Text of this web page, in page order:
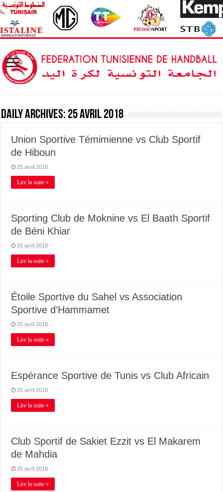
Daily Archives: 25 avril 2018
Union Sportive Témimienne vs Club Sportif
de Hiboun
25 avril 2018
Lire la suite »
Sporting Club de Moknine vs El Baath Sportif
de Béni Khiar
25 avril 2018
Lire la suite »
Étoile Sportive du Sahel vs Association
Sportive d’Hammamet
25 avril 2018
Lire la suite »
Espérance Sportive de Tunis vs Club Africain
25 avril 2018
Lire la suite »
Club Sportif de Sakiet Ezzit vs El Makarem
de Mahdia
25 avril 2018
Lire la suite »